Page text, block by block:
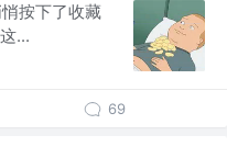
按下了收藏
...
69